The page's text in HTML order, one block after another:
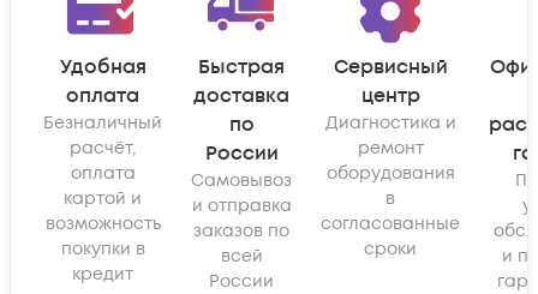
Удобная
оплата
Безналичный
расчёт,
оплата
картой и
возможность
покупки в
кредит
Быстрая
доставка
по
России
Самовывоз
и отправка
заказов по
всей
России
Сервисный
центр
Диагностика и
ремонт
оборудования
в
согласованные
сроки
и